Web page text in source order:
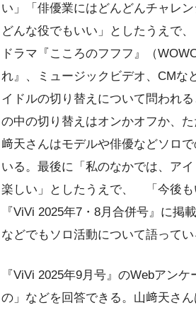
い」「俳優業にはどんどんチャレ
どんな役でもいい」としたうえで
ドラマ『こころのフフフ』（
れ』、ミュージックビデオ、CMな
イドルの切り替えについて問われ
の中の切り替えはオンかオフか、
﨑天さんはモデルや俳優などソロ
いる。最後に「私のなかでは、ア
楽しい」としたうえで、 「今後も
『ViVi 2025年7・8月合併号』に掲
などでもソロ活動について語ってい
『ViVi 2025年9月号』のWebアン
の」などを回答できる。山﨑天さ